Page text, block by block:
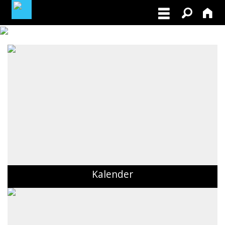
MEDLEMSLOGIN
TILSKUD TIL ØJENLYSNING OG
RYGFOTOGRAFERING 2026
Kalender